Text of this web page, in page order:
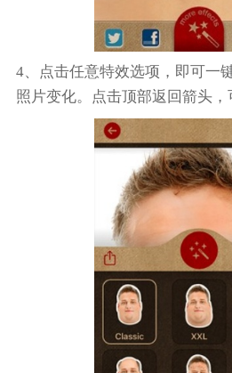
4、点击任意特效选项，即可一
照片变化。点击顶部返回箭头，